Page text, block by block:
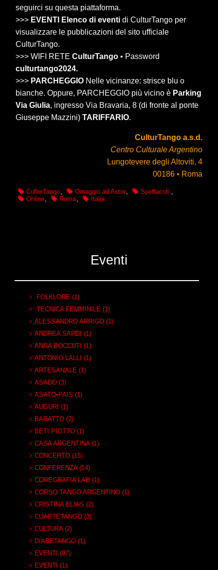
seguirci su questa piattaforma.
>>> EVENTI Elenco di eventi di CulturTango per
visualizzare le pubblicazioni del sito ufficiale
CulturTango.
>>> WIFI RETECulturTango • Password
culturtango2024.
>>> PARCHEGGIO Nelle vicinanze: strisce blu o
bianche. Oppure, PARCHEGGIO più vicino è Parking
Via Giulia, ingresso Via Bravaria, 8 (di fronte al ponte
Giuseppe Mazzini)TARIFFARIO.
CulturTango a.s.d.
Centro Culturale Argentino
Lungotevere degli Altoviti, 4
00186 • Roma
CulturTango, Omaggio ad Astor, Spettacoli ,
Online, Roma, Italia
Eventi
FOLKLORE (1)
TECNICA FEMMINILE (1)
ALESSANDRO ARRIGO (1)
ANDREA SARDI (1)
ANNA BOCCUTI (1)
ANTONIO LALLI (1)
ARTESANALE (1)
ASADO (3)
ASATO•PAIS (1)
AUGURI (1)
BARATTO (2)
BETI PIOTTO (1)
CASA ARGENTINA (1)
CONCERTO (15)
CONFERENZA (14)
COREGRAFIA LAB (1)
CORSO TANGO ARGENTINO (1)
CRISTINA ELIAS (2)
CUARTETANGO (3)
CULTURA (2)
DIABETANGO (1)
EVENTI (97)
EVENTI (1)